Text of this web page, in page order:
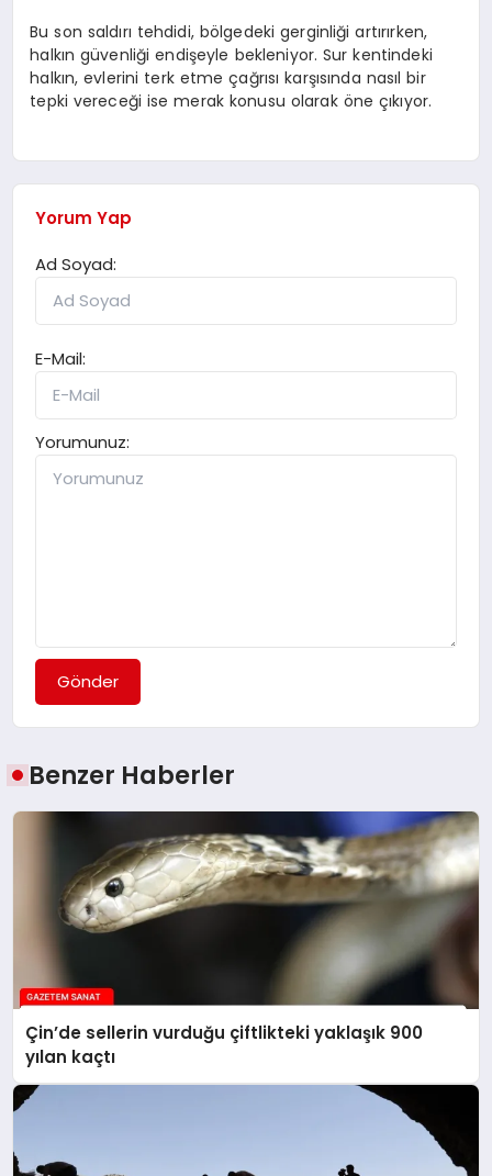
Bu son saldırı tehdidi, bölgedeki gerginliği artırırken,
halkın güvenliği endişeyle bekleniyor. Sur kentindeki
halkın, evlerini terk etme çağrısı karşısında nasıl bir
tepki vereceği ise merak konusu olarak öne çıkıyor.
Yorum Yap
Ad Soyad:
E-Mail:
Yorumunuz:
Gönder
Benzer Haberler
Çin’de sellerin vurduğu çiftlikteki yaklaşık 900
yılan kaçtı